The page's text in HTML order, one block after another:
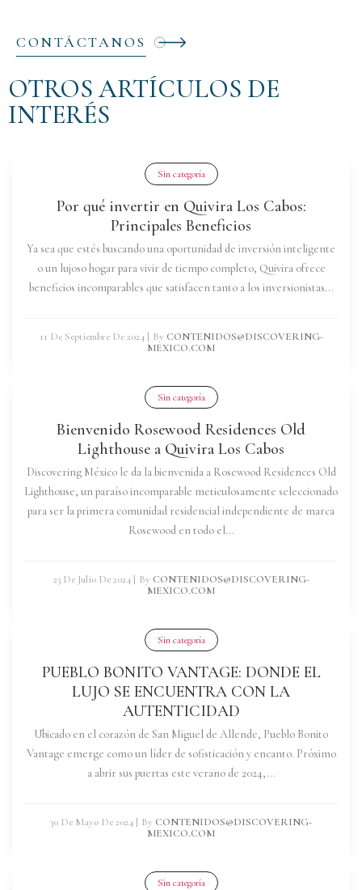
CONTÁCTANOS
OTROS ARTÍCULOS DE
INTERÉS
Sin categoría
Por qué invertir en Quivira Los Cabos:
Principales Beneficios
Ya sea que estés buscando una oportunidad de inversión inteligente
o un lujoso hogar para vivir de tiempo completo, Quivira ofrece
beneficios incomparables que satisfacen tanto a los inversionistas...
11 De Septiembre De 2024| By CONTENIDOS@DISCOVERING-
MEXICO.COM
Sin categoría
Bienvenido Rosewood Residences Old
Lighthouse a Quivira Los Cabos
Discovering México le da la bienvenida a Rosewood Residences Old
Lighthouse, un paraíso incomparable meticulosamente seleccionado
para ser la primera comunidad residencial independiente de marca
Rosewood en todo el...
23 De Julio De 2024| By CONTENIDOS@DISCOVERING-
MEXICO.COM
Sin categoría
PUEBLO BONITO VANTAGE: DONDE EL
LUJO SE ENCUENTRA CON LA
AUTENTICIDAD
Ubicado en el corazón de San Miguel de Allende, Pueblo Bonito
Vantage emerge como un líder de sofisticación y encanto. Próximo
a abrir sus puertas este verano de 2024,...
30 De Mayo De 2024 | By CONTENIDOS@DISCOVERING-
MEXICO.COM
Sin categoría